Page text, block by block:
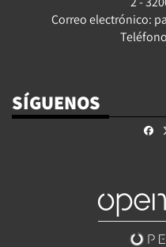
Correo electrónico:
SÍGUENOS